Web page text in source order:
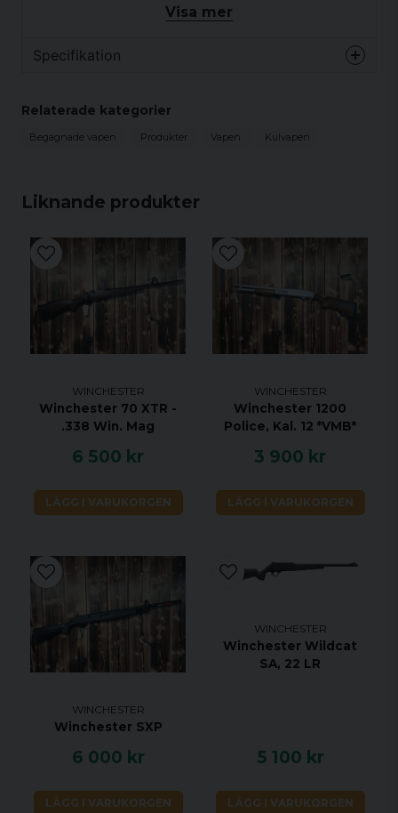
Liknande produkter
WINCHESTER
Winchester 70 XTR -
.338 Win. Mag
6 500 kr
LÄGG I VARUKORGEN
WINCHESTER
Winchester 1200
Police, Kal. 12 *VMB*
3 900 kr
LÄGG I VARUKORGEN
WINCHESTER
Winchester SXP
6 000 kr
LÄGG I VARUKORGEN
WINCHESTER
Winchester Wildcat
SA, 22 LR
5 100 kr
LÄGG I VARUKORGEN
Visa mer
Specifikation
Här finner du mer ingående information angående det
Kaliber
308 win
Tillbehör
kikare swarowski
Övrigt
Relaterade kategorier
Begagnade vapen Produkter Vapen Kulvapen